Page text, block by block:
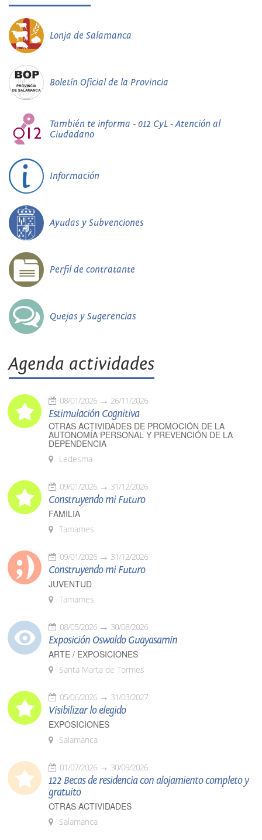
Lonja de Salamanca
Boletín Oficial de la Provincia
También te informa - 012 CyL - Atención al
Ciudadano
Información
Ayudas y Subvenciones
Perfil de contratante
Quejas y Sugerencias
Agenda actividades
08/01/2026 26/11/2026
Estimulación Cognitiva
OTRAS ACTIVIDADES DE PROMOCIÓN DE LA
AUTONOMÍA PERSONAL Y PREVENCIÓN DE LA
DEPENDENCIA
Ledesma
09/01/2026 31/12/2026
Construyendo mi Futuro
FAMILIA
Tamames
09/01/2026 31/12/2026
Construyendo mi Futuro
JUVENTUD
Tamames
08/05/2026 30/08/2026
Exposición Oswaldo Guayasamín
ARTE / EXPOSICIONES
Santa Marta de Tormes
05/06/2026 31/03/2027
Visibilizar lo elegido
EXPOSICIONES
Salamanca
01/07/2026 30/09/2026
122 Becas de residencia con alojamiento completo y
gratuito
OTRAS ACTIVIDADES
Salamanca